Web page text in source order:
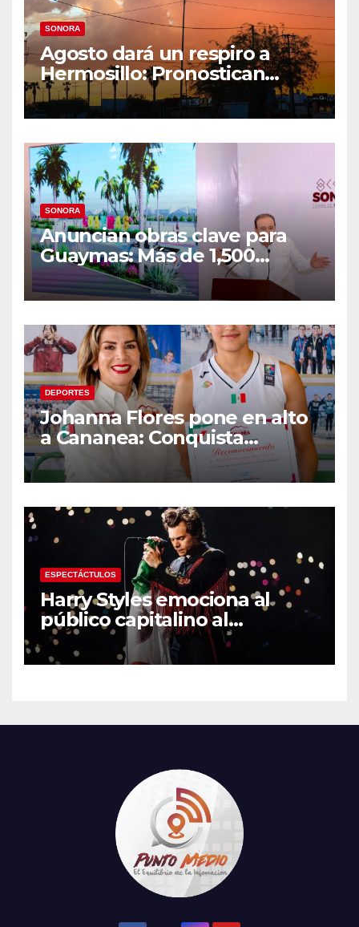
SONORA
Agosto dará un respiro a
Hermosillo: Pronostican
semana lluviosa y
temperaturas de hasta 34°C
SONORA
Anuncian obras clave para
Guaymas: Más de 1,500
viviendas, modernización del
malecón y nuevo hospital del
DEPORTES
Johanna Flores pone en alto
a Cananea: Conquista
medalla de plata con la
Selección Mexicana Sub-20
Centroamericanos
ESPECTÁCTULOS
Harry Styles emociona al
público capitalino al
interpretar “Cielito Lindo” en
su tercer concierto en la